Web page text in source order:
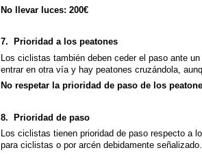
No llevar luces: 200€
7. Prioridad a los peatones
Los ciclistas también deben ceder el paso ante
entrar en otra vía y hay peatones cruzándola,
No respetar la prioridad de paso de los
8. Prioridad de paso
Los ciclistas tienen prioridad de paso respecto a
para ciclistas o por arcén debidamente señalizado.